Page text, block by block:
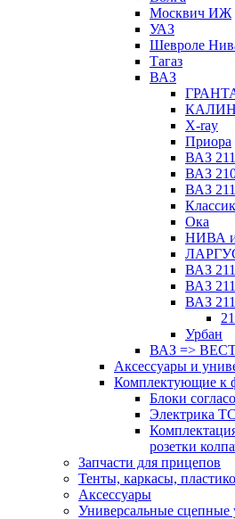
Москвич ИЖ
УАЗ
Шевроле
Тагаз
ВАЗ
X-ray
Приора
ВАЗ
ВАЗ
ВАЗ
Ока
НИВА и
ВАЗ
ВАЗ
ВАЗ
Урбан
ВАЗ =>
Аксессуары и
Комплектующие к
Блоки
Электрика
розетки
Запчасти для прицепов
Тенты, каркасы,
Аксессуары
Универсальные сцепные